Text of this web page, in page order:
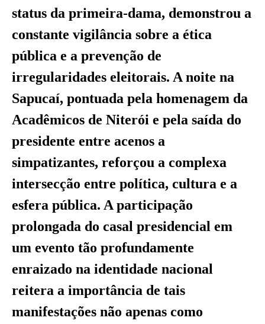
status da primeira-dama, demonstrou a
constante vigilância sobre a ética
pública e a prevenção de
irregularidades eleitorais. A noite na
Sapucaí, pontuada pela homenagem da
Acadêmicos de Niterói e pela saída do
presidente entre acenos a
simpatizantes, reforçou a complexa
intersecção entre política, cultura e a
esfera pública. A participação
prolongada do casal presidencial em
um evento tão profundamente
enraizado na identidade nacional
reitera a importância de tais
manifestações não apenas como